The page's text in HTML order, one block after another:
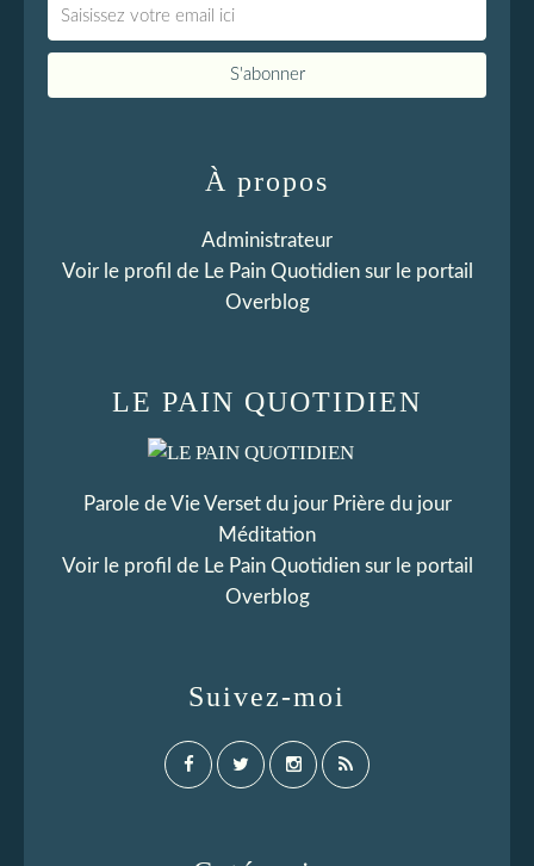
LE PAIN QUOTIDIEN
Parole de Vie Verset du jour Prière du jour
Méditation
Voir le profil de Le Pain Quotidiensur le portail
Overblog
Suivez-moi
À propos
Administrateur
Voir le profil de Le Pain Quotidiensur le portail
Overblog